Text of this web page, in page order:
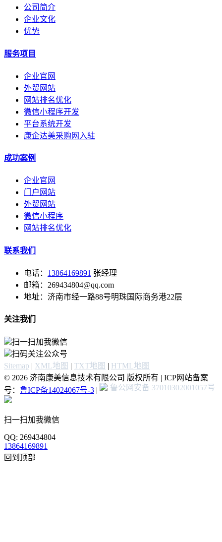
公司简介
企业文化
优势
服务项目
企业官网
外贸网站
网站排名优化
微信小程序开发
平台系统开发
康企达美采购网入驻
成功案例
企业官网
门户网站
外贸网站
微信小程序
网站排名优化
联系我们
电话： 13864169891 张经理
邮箱：269434804@qq.com
地址：济南市经一路88号明珠国际商务港22层
关注我们
扫一扫加我微信
扫码关注公众号
Sitemap | XML地图 | TXT地图 | HTML地图
© 2026 济南康美信息技术有限公司 版权所有 | ICP网站备案
号： 鲁ICP备14024067号-3 | 鲁公网安备 37010302001057号
扫一扫加我微信
QQ: 269434804
13864169891
回到顶部